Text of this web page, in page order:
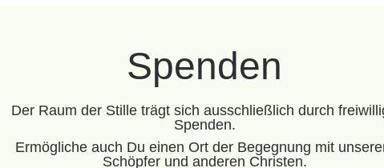
Spenden
Der Raum der Stille trägt sich ausschließlich durch
Spenden.
Ermögliche auch Du einen Ort der Begegnung mit
Schöpfer und anderen Christen.